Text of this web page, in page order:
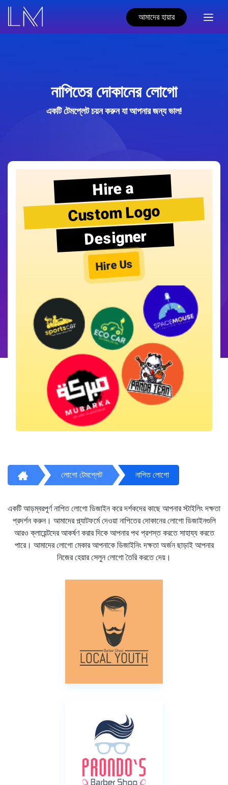
আমাদের হায়ার
নাপিতের দোকানের লোগো
একটি টেমপ্লেট চয়ন করুন যা আপনার জন্য ভাল!
Hire a
Custom Logo
Designer
Hire Us
লোগো টেমপ্লেট নাপিত লোগো
একটি আড়ম্বরপূর্ণ নাপিত লোগো ডিজাইন করে দর্শকদের কাছে আপনার স্টাইলিং দক্ষতা
প্রদর্শন করুন। আমাদের প্ল্যাটফর্মে দেওয়া নাপিতের দোকানের লোগো ডিজাইনগুলি
আরও ক্লায়েন্টদের আকর্ষণ করার দিকে আপনার পথ প্রশস্ত করতে সাহায্য করতে
পারে। আমাদের লোগো মেকার আপনাকে ডিজাইনিং দক্ষতা অর্জন ছাড়াই আপনার
নিজের হেয়ার সেলুন লোগো তৈরি করতে দেয়।